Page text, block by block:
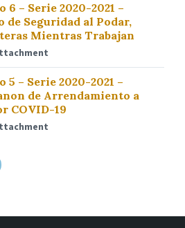
– Serie 2020-2021 –
Seguridad al Podar,
Mientras Trabajan
– Serie 2020-2021 –
de Arrendamiento a
COVID-19